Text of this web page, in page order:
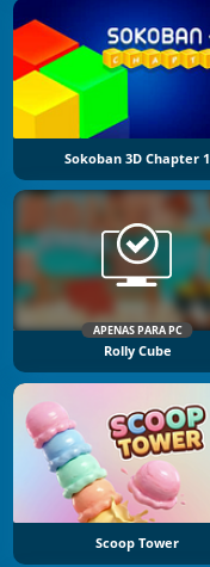
Sokoban 3D Chapter 1
APENAS PARA PC
Rolly Cube
Scoop Tower